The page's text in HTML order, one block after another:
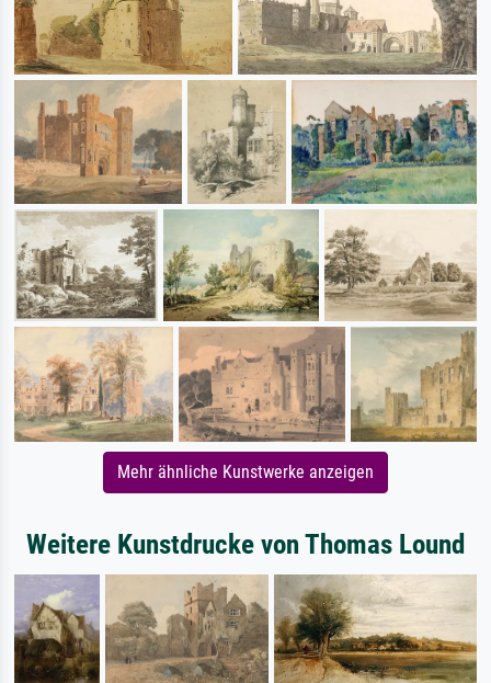
Mehr ähnliche Kunstwerke anzeigen
Weitere Kunstdrucke von Thomas Lound